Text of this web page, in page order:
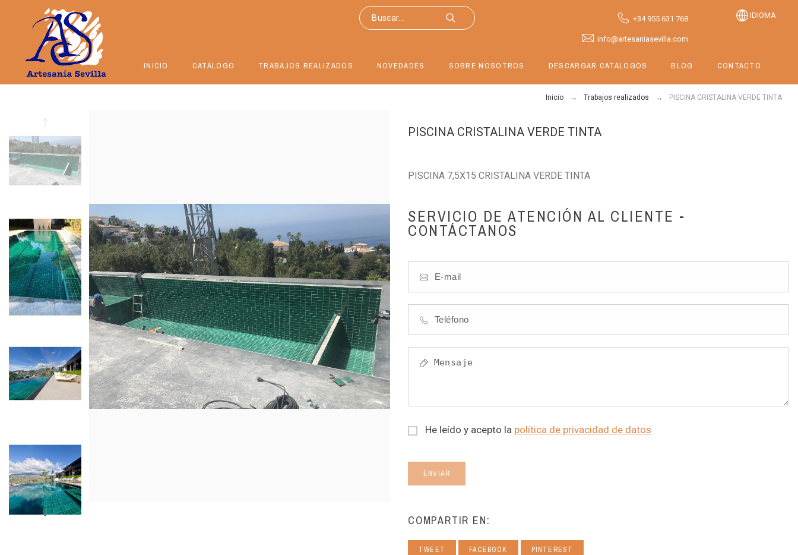
+34 955 631 768
info@artesaniasevilla.com
IDIOMA
INICIO CATÁLOGO TRABAJOS REALIZADOS NOVEDADES SOBRE NOSOTROS DESCARGAR CATÁLOGOS BLOG CONTACTO
Inicio Trabajos realizados PISCINA CRISTALINA VERDE TINTA
PISCINA CRISTALINA VERDE TINTA
PISCINA 7,5X15 CRISTALINA VERDE TINTA
SERVICIO DE ATENCIÓN AL CLIENTE -
CONTÁCTANOS
He leído y acepto la política de privacidad de datos
ENVIAR
COMPARTIR EN:
TWEET FACEBOOK PINTEREST